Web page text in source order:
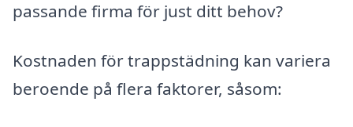
passande firma för just ditt behov?
Kostnaden för trappstädning kan variera
beroende på flera faktorer, såsom: